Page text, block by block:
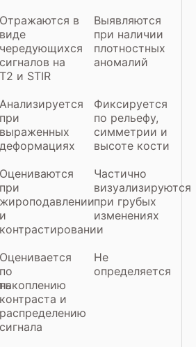
Отражаются в
виде
чередующихся
сигналов на
Т2 и STIR
Выявляются
при наличии
плотностных
аномалий
Анализируется
при
выраженных
деформациях
Фиксируется
по рельефу,
симметрии и
высоте кости
Оцениваются
при
жироподавлении
и
контрастировании
Частично
визуализируются
при грубых
изменениях
Оценивается
по
накоплению
контраста и
распределению
сигнала
Не
определяется